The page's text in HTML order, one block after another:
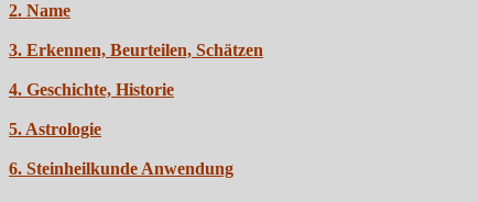
2. Name
3. Erkennen, Beurteilen, Schätzen
4. Geschichte, Historie
5. Astrologie
6. Steinheilkunde Anwendung